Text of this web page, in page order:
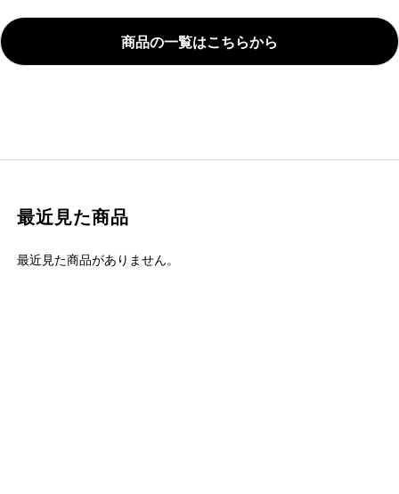
商品の一覧はこちらから
最近見た商品
最近見た商品がありません。